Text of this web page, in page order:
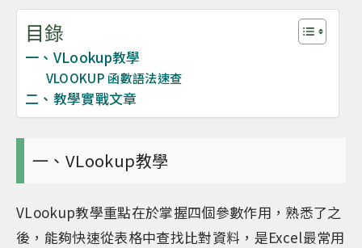
目錄
一、VLookup教學
VLOOKUP 函數語法速查
二、教學實戰文章
一、VLookup教學
VLookup教學重點在於掌握四個參數作用，熟悉了之
後，能夠快速從表格中查找比對資料，是Excel最常用